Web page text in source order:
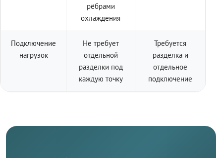
рёбрами
охлаждения
Подключение
нагрузок
Не требует
отдельной
разделки под
каждую точку
Требуется
разделка и
отдельное
подключение